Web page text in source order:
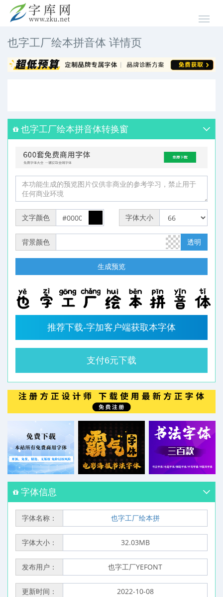
也字工厂绘本拼音体 详情页
也字工厂绘本拼音体转换窗
文字颜色 字体大小
背景颜色 透明
生成预览
推荐下载-字加客户端获取本字体
支付6元下载
字体信息
字体名称： 也字工厂绘本拼
字体大小： 32.03MB
发布用户： 也字工厂YEFONT
更新时间： 2022-10-08